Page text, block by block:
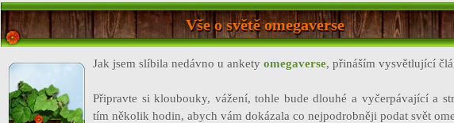
Vše o světě omegaverse
Jak jsem slíbila nedávno u ankety omegaverse, přináším vysvětlující
Připravte si kloubouky, vážení, tohle bude dlouhé a vyčerpávající a
tím několik hodin, abych vám dokázala co nejpodrobněji podat svět